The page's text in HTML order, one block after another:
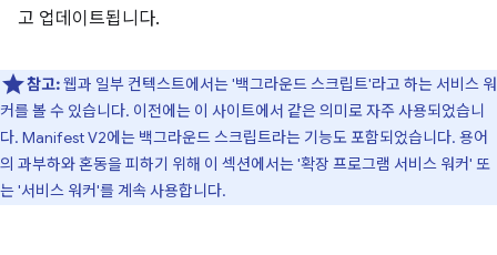
고 업데이트됩니다.
참고:웹과 일부 컨텍스트에서는 '백그라운드 스크립트'라고 하는 서비스 워
커를 볼 수 있습니다. 이전에는 이 사이트에서 같은 의미로 자주 사용되었습니
다. Manifest V2에는 백그라운드 스크립트라는 기능도 포함되었습니다. 용어
의 과부하와 혼동을 피하기 위해 이 섹션에서는 '확장 프로그램 서비스 워커' 또
는 '서비스 워커'를 계속 사용합니다.